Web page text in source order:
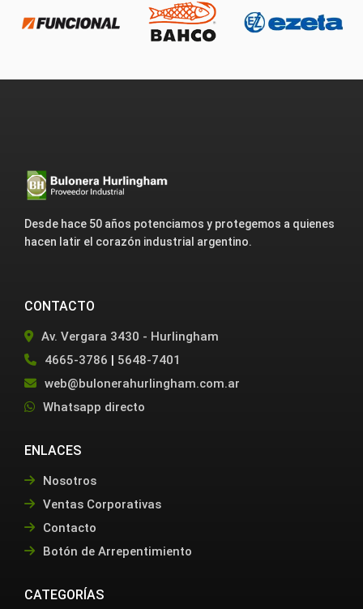
Desde hace 50 años potenciamos y protegemos a quienes
hacen latir el corazón industrial argentino.
CONTACTO
Av. Vergara 3430 - Hurlingham
4665-3786 | 5648-7401
web@bulonerahurlingham.com.ar
Whatsapp directo
ENLACES
Nosotros
Ventas Corporativas
Contacto
Botón de Arrepentimiento
CATEGORÍAS